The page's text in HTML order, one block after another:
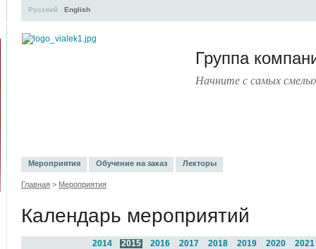
Группа
Начните с самых
Русский English
Мероприятия Обучение на заказ Лекторы
Главная > Мероприятия
Календарь мероприятий
2021
2020
2019
2018
2017
2016
2015
2014